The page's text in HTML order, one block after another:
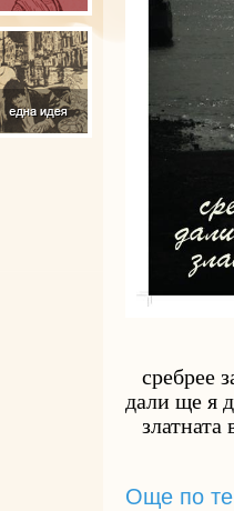
сребрее
дали ще я
златната
Още по